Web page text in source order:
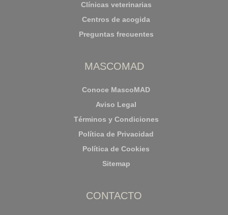
Clínicas veterinarias
Centros de acogida
Preguntas frecuentes
MASCOMAD
Conoce MascoMAD
Aviso Legal
Términos y Condiciones
Política de Privacidad
Política de Cookies
Sitemap
CONTACTO